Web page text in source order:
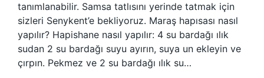
tanımlanabilir. Samsa tatlısını yerinde tatmak için
sizleri Senykent’e bekliyoruz. Maraş hapısası nasıl
yapılır? Hapishane nasıl yapılır: 4 su bardağı ılık
sudan 2 su bardağı suyu ayırın, suya un ekleyin ve
çırpın. Pekmez ve 2 su bardağı ılık su…